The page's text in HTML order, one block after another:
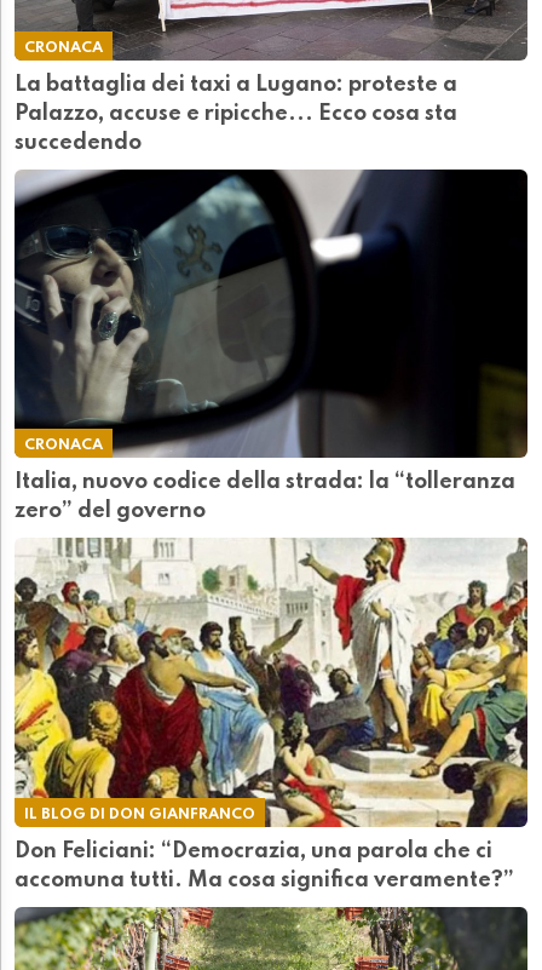
CRONACA
La battaglia dei taxi a Lugano: proteste a
Palazzo, accuse e ripicche... Ecco cosa sta
succedendo
CRONACA
Italia, nuovo codice della strada: la “tolleranza
zero” del governo
IL BLOG DI DON GIANFRANCO
Don Feliciani: “Democrazia, una parola che ci
accomuna tutti. Ma cosa significa veramente?”